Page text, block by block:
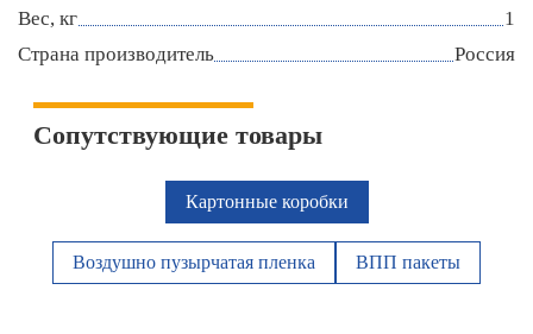
Вес, кг
1
Страна производитель
Россия
Сопутствующие товары
Картонные коробки
Воздушно пузырчатая пленка ВПП пакеты